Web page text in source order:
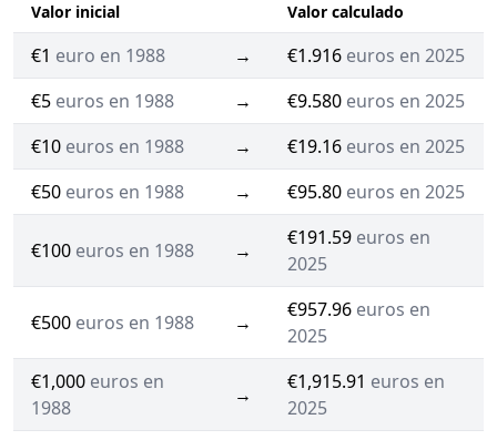
Valor inicial Valor calculado
€1 euro en 1988 → €1.916 euros en 2025
€5 euros en 1988 → €9.580 euros en 2025
€10 euros en 1988 → €19.16 euros en 2025
€50 euros en 1988 → €95.80 euros en 2025
€100 euros en 1988 →
€191.59 euros en
2025
€500 euros en 1988 →
€957.96 euros en
2025
€1,000 euros en
1988
→
€1,915.91 euros en
2025